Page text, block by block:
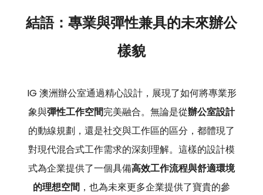
結語：專業與彈性兼具的未來辦公
樣貌
IG 澳洲辦公室通過精心設計，展現了如何將專業形
象與彈性工作空間完美融合。無論是從辦公室設計
的動線規劃，還是社交與工作區的區分，都體現了
對現代混合式工作需求的深刻理解。這樣的設計模
式為企業提供了一個具備高效工作流程與舒適環境
的理想空間 ，也為未來更多企業提供了寶貴的參